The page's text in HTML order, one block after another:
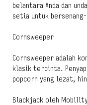
belantara Anda dan
setia untuk
Cornsweeper
Cornsweeper adalah
klasik tercinta.
popcorn yang lezat,
Blackjack oleh